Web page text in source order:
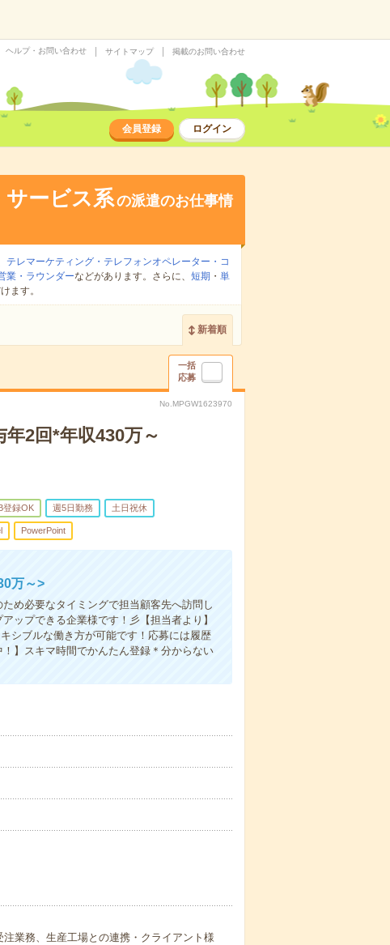
ヘルプ・お問い合わせ サイトマップ 掲載のお問い合わせ
会員登録 ログイン
サービス系の派遣のお仕事情
テレマーケティング・テレフォンオペレーター・コ
業・ラウンダーなどがあります。さらに、 短期 ・ 単
ます。
新着順
一括
応募
No.MPGW1623970
2回*年収430万～
登録OK 週5日勤務 土日祝休
PowerPoint
万～>
め必要なタイミングで担当顧客先へ訪問し
ップできる企業様です！彡【担当者より】
シブルな働き方が可能です！応募には履歴
】スキマ時間でかんたん登録＊分からない
業務、生産工場との連携・クライアント様